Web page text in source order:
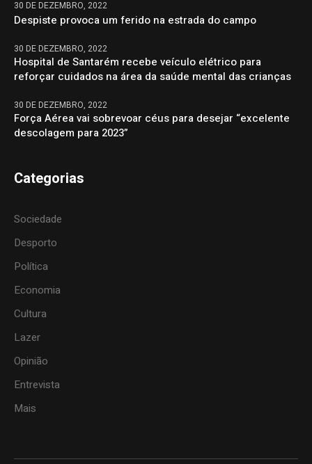
30 DE DEZEMBRO, 2022
Despiste provoca um ferido na estrada do campo
30 DE DEZEMBRO, 2022
Hospital de Santarém recebe veículo elétrico para
reforçar cuidados na área da saúde mental das crianças
30 DE DEZEMBRO, 2022
Força Aérea vai sobrevoar céus para desejar “excelente
descolagem para 2023”
Categorias
Sociedade
Desporto
Política
Economia
Cultura
Lazer
Opinião
Entrevista
Mais